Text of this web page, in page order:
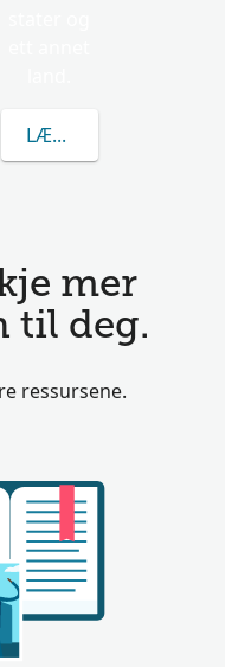
LÆR MER OM
mer
til deg.
ressursene.